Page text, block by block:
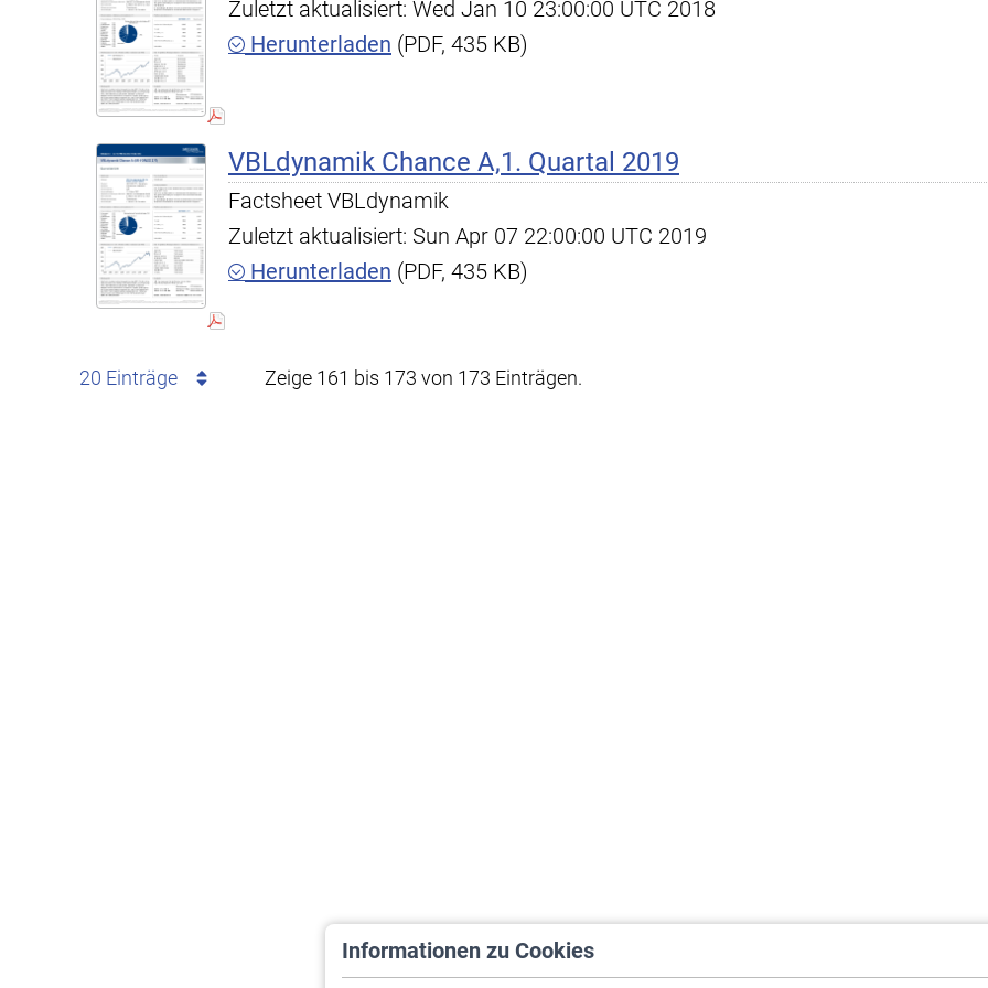
Zuletzt aktualisiert: Wed Jan 10 23:00:00 UTC 2018
Herunterladen (PDF, 435 KB)
VBLdynamik Chance A,1. Quartal 2019
Factsheet VBLdynamik
Zuletzt aktualisiert: Sun Apr 07 22:00:00 UTC 2019
Herunterladen (PDF, 435 KB)
20 Einträge Zeige 161 bis 173 von 173 Einträgen.
Informationen zu Cookies